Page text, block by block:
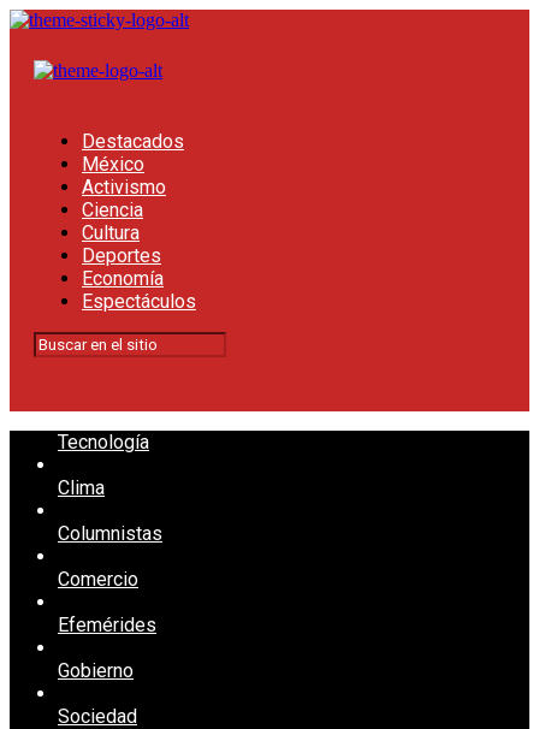
Destacados
México
Activismo
Ciencia
Cultura
Deportes
Economía
Espectáculos
Tecnología
Clima
Columnistas
Comercio
Efemérides
Gobierno
Sociedad